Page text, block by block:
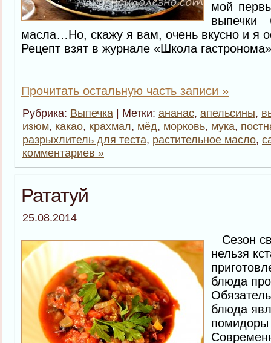
мой
выпечки
масла…Но, скажу я вам, очень вкусно и я
Рецепт взят в журнале «Школа
Прочитать остальную часть записи »
Рубрика: Выпечка | Метки: ананас, апельсины,
изюм, какао, крахмал, мёд, морковь, мука,
разрыхлитель для теста, растительное масло,
комментариев »
Рататуй
25.08.2014
Сезон
нельзя
блюда
блюда
помидоры